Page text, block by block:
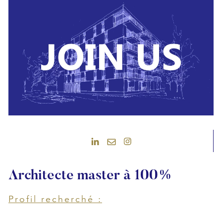
Architecte master à 100%
Profil recherché :